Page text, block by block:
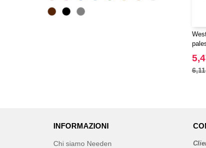
INFORMAZIONI
Chi siamo Needen